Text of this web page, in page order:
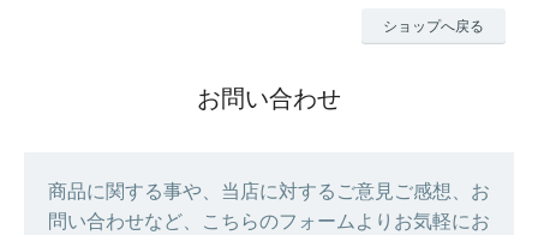
ショップへ戻る
お問い合わせ
商品に関する事や、当店に対するご意見ご感想、お
問い合わせなど、こちらのフォームよりお気軽にお